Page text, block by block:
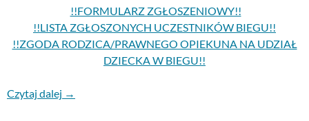
!!FORMULARZ ZGŁOSZENIOWY!!
!!LISTA ZGŁOSZONYCH UCZESTNIKÓW BIEGU!!
!!ZGODA RODZICA/PRAWNEGO OPIEKUNA NA UDZIAŁ
DZIECKA W BIEGU!!
Czytaj dalej →